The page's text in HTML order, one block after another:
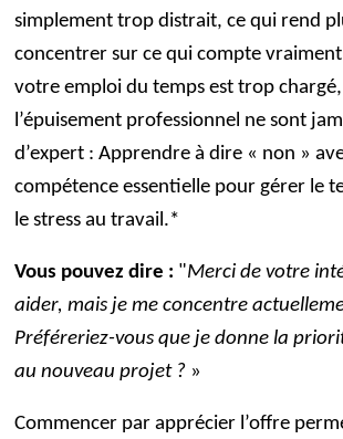
simplement trop distrait, ce qui rend
concentrer sur ce qui compte
votre emploi du temps est trop
l’épuisement professionnel ne sont
d’expert : Apprendre à dire « non »
compétence essentielle pour gérer le
le stress au travail.*
Vous pouvez dire : "Merci de votre
aider, mais je me concentre
Préféreriez-vous que je donne la
au nouveau projet ?»
Commencer par apprécier l’offre